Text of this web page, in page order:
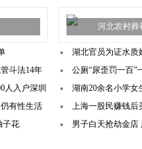
河北农村葬
斗法14年
人入户深圳
有性生活
子花
湖北官员为证水质
公厕“尿歪罚一百”
湖南20余名小学
上海一股民赚钱后
男子白天抢劫金店